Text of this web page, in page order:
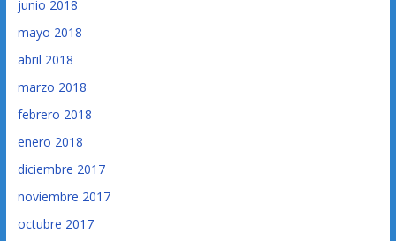
junio 2018
mayo 2018
abril 2018
marzo 2018
febrero 2018
enero 2018
diciembre 2017
noviembre 2017
octubre 2017